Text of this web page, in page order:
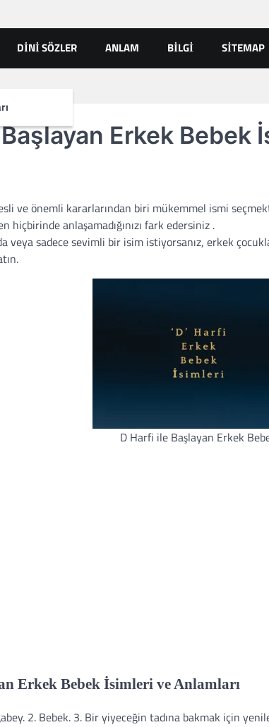
DINI SÖZLER ANLAM BILGI SITEMAP
Erkek Bebek
ve önemli kararlarından biri mükemmel ismi
hiçbirinde anlaşamadığınızı fark edersiniz .
veya sadece sevimli bir isim istiyorsanız, erkek
D Harfi ile Başlayan Erkek
Erkek Bebek İsimleri ve Anlamları
2. Bebek. 3. Bir yiyeceğin tadına bakmak için